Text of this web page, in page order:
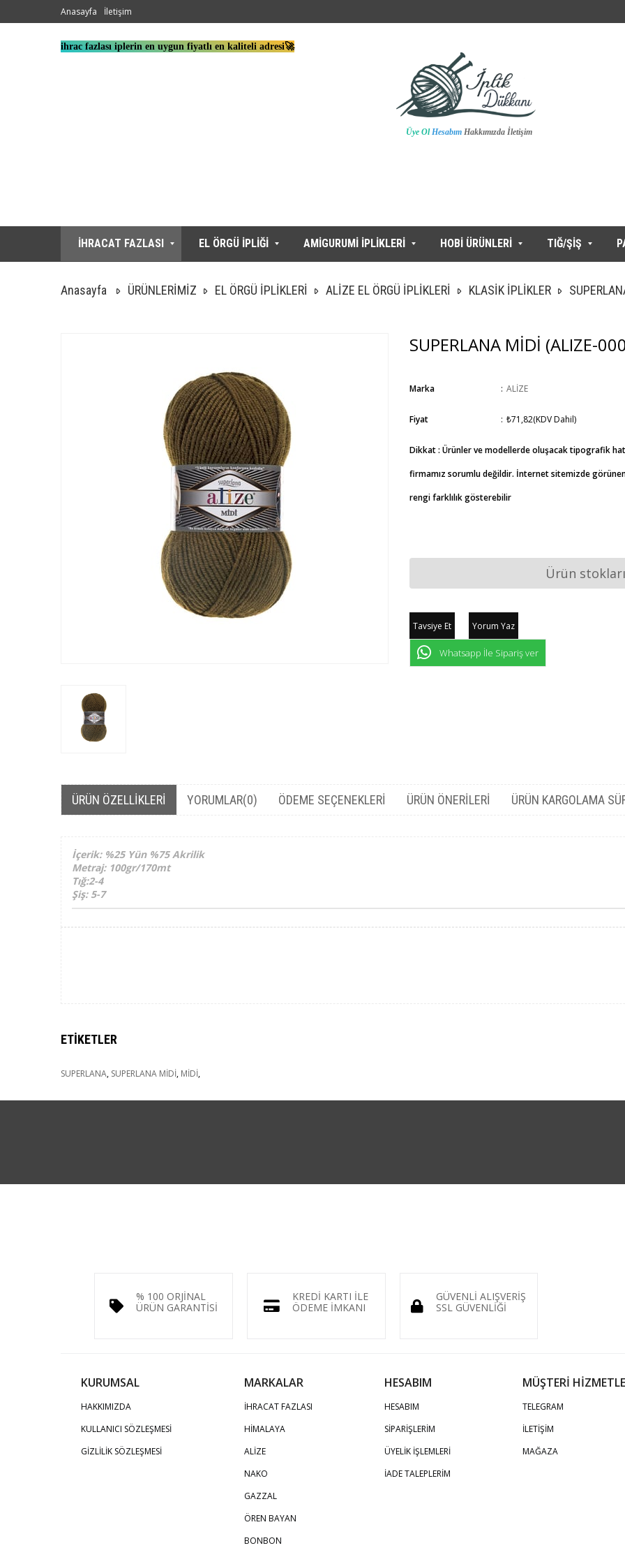
ihrac fazlası iplerin en uygun fiyatlı en kaliteli adresi🚀
Üye Ol Hesabım Hakkımızda İletişim
Anasayfa İletişim
İHRACAT FAZLASI EL ÖRGÜ İPLİĞİ AMİGURUMİ İPLİKLERİ HOBİ ÜRÜNLERİ TIĞ/ŞİŞ
Anasayfa ÜRÜNLERİMİZ EL ÖRGÜ İPLİKLERİ ALİZE EL ÖRGÜ İPLİKLERİ KLASİK İPLİKLER
SUPERLANA MİDİ (ALIZE-
Marka : ALİZE
Fiyat : ₺71,82(KDV Dahil)
Dikkat : Ürünler ve modellerde oluşacak tipografik
firmamız sorumlu değildir. İnternet sitemizde
rengi farklılık gösterebilir
Ürün
Tavsiye Et Yorum Yaz
Whatsapp İle Sipariş ver
ÜRÜN ÖZELLIKLERI YORUMLAR(0) ÖDEME SEÇENEKLERI ÜRÜN ÖNERILERI ÜRÜN KARGOLAMA
İçerik: %25 Yün %75 Akrilik
Metraj: 100gr/170mt
Tığ:2-4
Şiş: 5-7
ETIKETLER
SUPERLANA, SUPERLANA MİDİ, MİDİ,
% 100 ORJİNAL
ÜRÜN GARANTİSİ
KREDİ KARTI İLE
ÖDEME İMKANI
GÜVENLİ ALIŞVERİŞ
SSL GÜVENLİĞİ
KURUMSAL
HAKKIMIZDA
KULLANICI SÖZLEŞMESİ
GİZLİLİK SÖZLEŞMESİ
MARKALAR
İHRACAT FAZLASI
HİMALAYA
ALİZE
NAKO
GAZZAL
ÖREN BAYAN
BONBON
HESABIM
HESABIM
SİPARİŞLERİM
ÜYELİK İŞLEMLERİ
İADE TALEPLERİM
MÜŞTERİ
TELEGRAM
İLETİŞİM
MAĞAZA